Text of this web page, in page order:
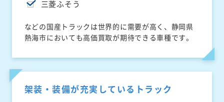
三菱ふそう
などの国産トラックは世界的に需要が高く、静岡県
熱海市においても高価買取が期待できる車種です。
架装・装備が充実しているトラック